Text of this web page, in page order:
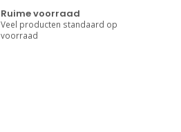
Ruime voorraad
Veel producten standaard op
voorraad